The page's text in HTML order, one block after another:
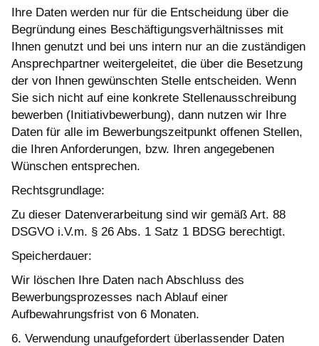
Ihre Daten werden nur für die Entscheidung über die
Begründung eines Beschäftigungsverhältnisses mit
Ihnen genutzt und bei uns intern nur an die zuständigen
Ansprechpartner weitergeleitet, die über die Besetzung
der von Ihnen gewünschten Stelle entscheiden. Wenn
Sie sich nicht auf eine konkrete Stellenausschreibung
bewerben (Initiativbewerbung), dann nutzen wir Ihre
Daten für alle im Bewerbungszeitpunkt offenen Stellen,
die Ihren Anforderungen, bzw. Ihren angegebenen
Wünschen entsprechen.
Rechtsgrundlage:
Zu dieser Datenverarbeitung sind wir gemäß Art. 88
DSGVO i.V.m. § 26 Abs. 1 Satz 1 BDSG berechtigt.
Speicherdauer:
Wir löschen Ihre Daten nach Abschluss des
Bewerbungsprozesses nach Ablauf einer
Aufbewahrungsfrist von 6 Monaten.
6. Verwendung unaufgefordert überlassender Daten